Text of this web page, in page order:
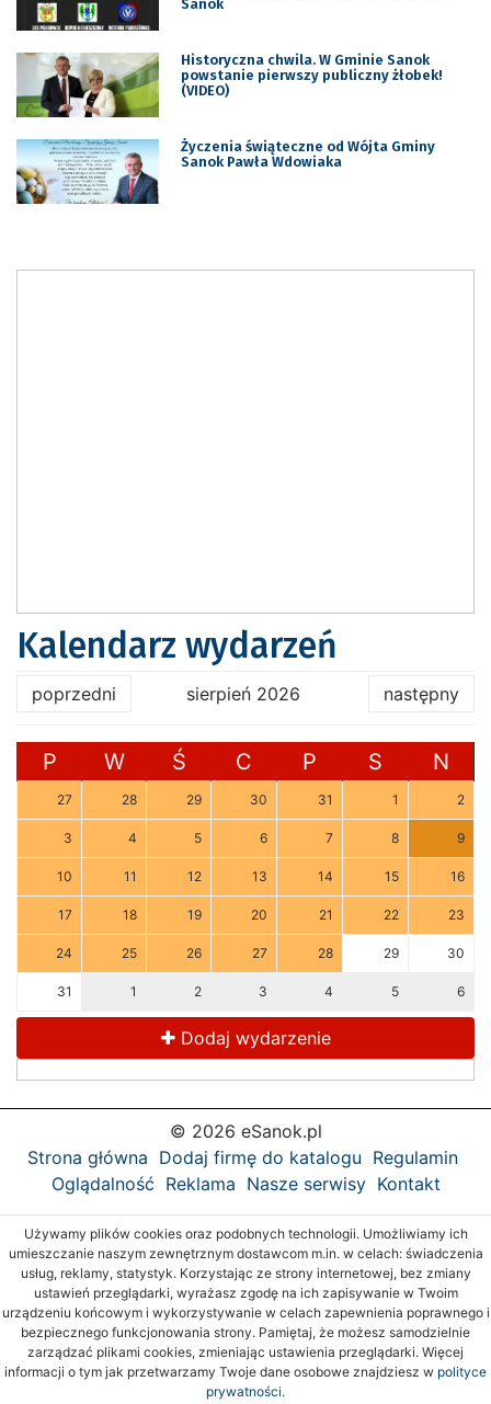
Sanok
Historyczna chwila. W Gminie Sanok
powstanie pierwszy publiczny żłobek!
(VIDEO)
Życzenia świąteczne od Wójta Gminy
Sanok Pawła Wdowiaka
Kalendarz wydarzeń
poprzedni sierpień 2026 następny
P W Ś C P S N
27 28 29 30 31 1 2
3 4 5 6 7 8 9
10 11 12 13 14 15 16
17 18 19 20 21 22 23
24 25 26 27 28 29 30
31 1 2 3 4 5 6
Dodaj wydarzenie
© 2026 eSanok.pl
Strona główna Dodaj firmę do katalogu Regulamin
Oglądalność Reklama Nasze serwisy Kontakt
Używamy plików cookies oraz podobnych technologii. Umożliwiamy ich
umieszczanie naszym zewnętrznym dostawcom m.in. w celach: świadczenia
usług, reklamy, statystyk. Korzystając ze strony internetowej, bez zmiany
ustawień przeglądarki, wyrażasz zgodę na ich zapisywanie w Twoim
urządzeniu końcowym i wykorzystywanie w celach zapewnienia poprawnego i
bezpiecznego funkcjonowania strony. Pamiętaj, że możesz samodzielnie
zarządzać plikami cookies, zmieniając ustawienia przeglądarki. Więcej
informacji o tym jak przetwarzamy Twoje dane osobowe znajdziesz w polityce
prywatności.